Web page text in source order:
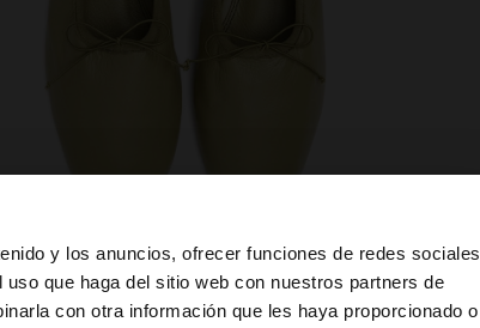
y los anuncios, ofrecer funciones de redes sociales
que haga del sitio web con nuestros partners de
con otra información que les haya proporcionado o
×
web de United States?